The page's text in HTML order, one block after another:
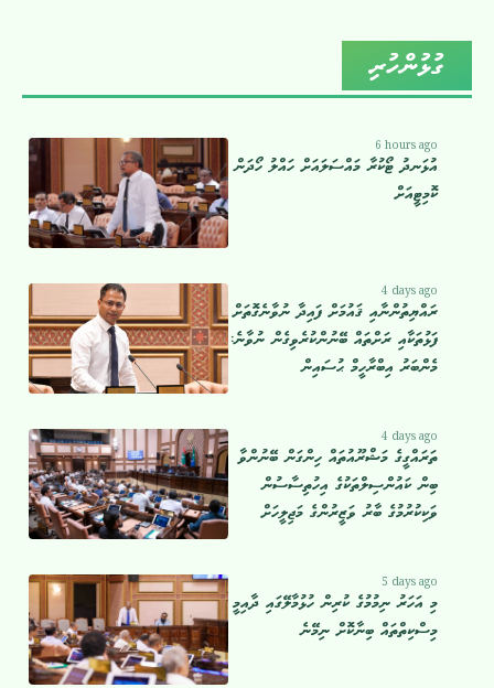
ގުޅުންހުރި
6 hours ago
އުޅަނދު ޓޯކުރާ މައްސަލައަށް ހައްލު ހޯދަން
ކޮމިޓީއަށް
4 days ago
ރައްޔިތުންނާއި ޤައުމަށް ފައިދާ ނުވާނެގޮތަށް
ފަޅުތަކާއި ރަށްތައް ބޭނުންކުރެވިގެން ނުވާނެ:
މެންބަރު އިބްރާހީމް ޙުސައިން
4 days ago
ތަރައްގީގެ މަޝްރޫއުތައް ހިންގަން ބޭނުންވާ
ބިން ކައުންސިލްތަކުގެ އިހުތިސާސުން
ވަކިކުރުމުގެ ބާރު ވަޒީރުންގެ މަޖިލީހަށް
5 days ago
މި އަހަރު ނިމުމުގެ ކުރިން ހުޅުމާލޭގައި ދާއިމީ
މިސްކިތްތައް ބިނާކޮށް ނިމޭނެ